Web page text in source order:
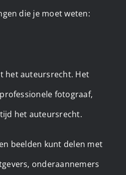
die je moet weten:
het auteursrecht. Het
fotograaf,
het auteursrecht.
beelden kunt delen met
onderaannemers